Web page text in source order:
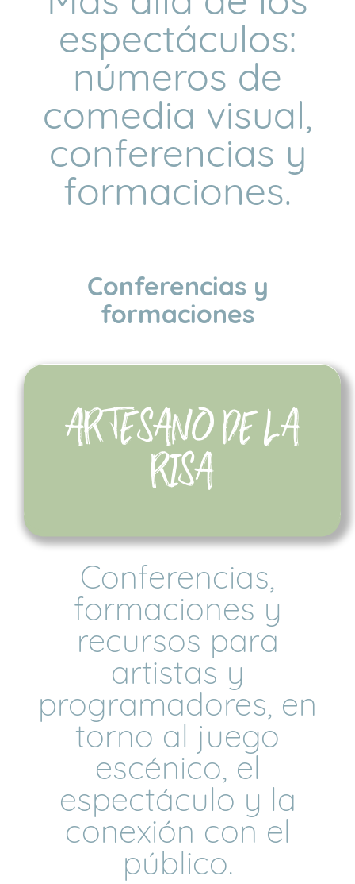
espectáculos:
números de
comedia visual,
conferencias y
formaciones.
Conferencias y
formaciones
ARTESANO DE LA
RISA
Conferencias,
formaciones y
recursos para
artistas y
programadores, en
torno al juego
escénico, el
espectáculo y la
conexión con el
público.